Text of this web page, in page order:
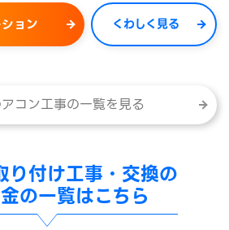
ョン くわしく見る
コン工事の一覧を見る
り付け工事・交換の
の一覧はこちら